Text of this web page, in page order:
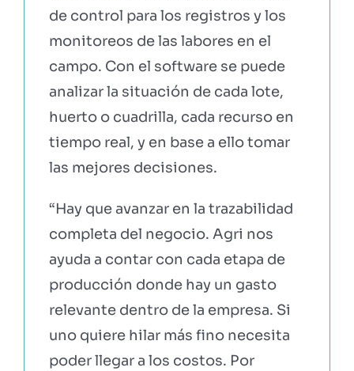
de control para los registros y los
monitoreos de las labores en el
campo. Con el software se puede
analizar la situación de cada lote,
huerto o cuadrilla, cada recurso en
tiempo real, y en base a ello tomar
las mejores decisiones.
“Hay que avanzar en la trazabilidad
completa del negocio. Agri nos
ayuda a contar con cada etapa de
producción donde hay un gasto
relevante dentro de la empresa. Si
uno quiere hilar más fino necesita
poder llegar a los costos. Por